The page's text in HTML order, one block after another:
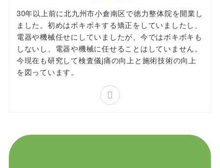
30年以上前に北九州市小倉南区で徳力整体院を開業し
ました。初めはボキボキする矯正をしていましたし、
電器や機械任せにしていましたが、今ではボキボキも
しないし、電器や機械に任せることはしていません。
今現在も研究して検査儀j痛の向上と施術技術の向上
を図っています。